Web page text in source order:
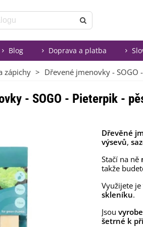
Blog Doprava a platba
zápichy > Dřevené jmenovky -
- SOGO - Pieterpik -
Dřevěné
výsevů,
Stačí na ně
takže
Využijete je
skleníku.
Jsou
šetrné k